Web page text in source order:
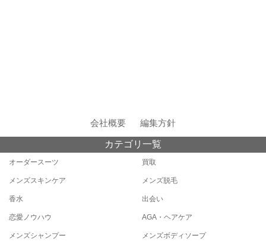
会社概要 編集方針
カテゴリ一覧
オーダースーツ 買取
メンズスキンケア メンズ脱毛
香水 出会い
恋愛ノウハウ AGA・ヘアケア
メンズシャンプー メンズボディソープ